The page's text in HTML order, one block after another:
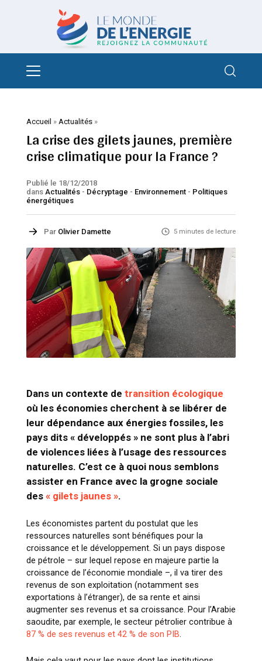
Accueil » Actualités»
La crise des gilets jaunes, première
crise climatique pour la France ?
Publié le 18/12/2018
dans Actualités- Décryptage - Environnement- Politiques
énergétiques
Par Olivier Damette 5 minutes de lecture
Dans un contexte de transition écologique
où les économies cherchent à se libérer de
leur dépendance aux énergies fossiles, les
pays dits « développés » ne sont plus à l’abri
de violences liées à l’usage des ressources
naturelles. C’est ce à quoi nous semblons
assister en France avec la grogne sociale
des « gilets jaunes ».
Les économistes partent du postulat que les
ressources naturelles sont bénéfiques pour la
croissance et le développement. Si un pays dispose
de pétrole – sur lequel repose en majeure partie la
croissance de l’économie mondiale –, il va tirer des
revenus de son exploitation (notamment ses
exportations à l’étranger), de sa rente et ainsi
augmenter ses revenus et sa croissance. Pour l’Arabie
saoudite, par exemple, le secteur pétrolier contribue à
87 % de ses revenus et 42 % de son PIB.